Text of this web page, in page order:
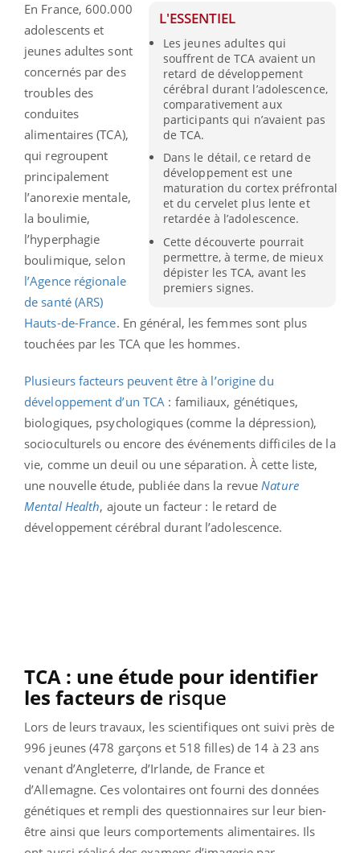
L'ESSENTIEL
Les jeunes adultes qui
souffrent de TCA avaient un
retard de développement
cérébral durant l’adolescence,
comparativement aux
participants qui n’avaient pas
de TCA.
Dans le détail, ce retard de
développement est une
maturation du cortex préfrontal
et du cervelet plus lente et
retardée à l’adolescence.
Cette découverte pourrait
permettre, à terme, de mieux
dépister les TCA, avant les
premiers signes.
En France, 600.000
adolescents et
jeunes adultes sont
concernés par des
troubles des
conduites
alimentaires (TCA),
qui regroupent
principalement
l’anorexie mentale,
la boulimie,
l’hyperphagie
boulimique, selon
l’Agence régionale
de santé (ARS)
Hauts-de-France. En général, les femmes sont plus
touchées par les TCA que les hommes.
Plusieurs facteurs peuvent être à l’origine du
développement d’un TCA : familiaux, génétiques,
biologiques, psychologiques (comme la dépression),
socioculturels ou encore des événements difficiles de la
vie, comme un deuil ou une séparation. À cette liste,
une nouvelle étude, publiée dans la revueNature
Mental Health, ajoute un facteur : le retard de
développement cérébral durant l’adolescence.
TCA : une étude pour identifier
les facteurs de risque
Lors de leurs travaux, les scientifiques ont suivi près de
996 jeunes(478 garçons et 518 filles)de 14 à 23 ans
venant d’Angleterre, d’Irlande, de France et
d’Allemagne. Ces volontaires ont fourni des données
génétiques et rempli des questionnaires sur leur bien-
être ainsi que leurs comportements alimentaires. Ils